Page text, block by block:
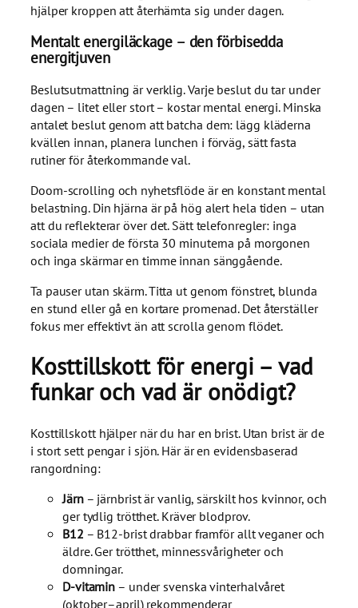
hjälper kroppen att återhämta sig under dagen.
Mentalt energiläckage – den förbisedda
energitjuven
Beslutsutmattning är verklig. Varje beslut du tar under
dagen – litet eller stort – kostar mental energi. Minska
antalet beslut genom att batcha dem: lägg kläderna
kvällen innan, planera lunchen i förväg, sätt fasta
rutiner för återkommande val.
Doom-scrolling och nyhetsflöde är en konstant mental
belastning. Din hjärna är på hög alert hela tiden – utan
att du reflekterar över det. Sätt telefonregler: inga
sociala medier de första 30 minuterna på morgonen
och inga skärmar en timme innan sänggående.
Ta pauser utan skärm. Titta ut genom fönstret, blunda
en stund eller gå en kortare promenad. Det återställer
fokus mer effektivt än att scrolla genom flödet.
Kosttillskott för energi – vad
funkar och vad är onödigt?
Kosttillskott hjälper när du har en brist. Utan brist är de
i stort sett pengar i sjön. Här är en evidensbaserad
rangordning:
Järn– järnbrist är vanlig, särskilt hos kvinnor, och
ger tydlig trötthet. Kräver blodprov.
B12 – B12-brist drabbar framför allt veganer och
äldre. Ger trötthet, minnessvårigheter och
domningar.
D-vitamin– under svenska vinterhalvåret
(oktober–april) rekommenderar